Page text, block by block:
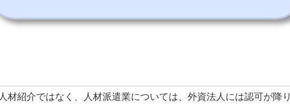
人材紹介ではなく、人材派遣業については、外資法人には認可が降り